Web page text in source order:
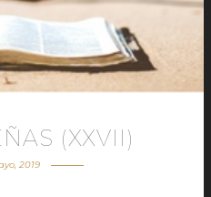
(XXVII)
2019